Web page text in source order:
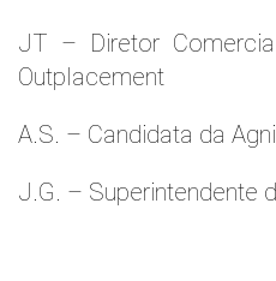
JT – Diretor
Outplacement
A.S. – Candidata da
J.G. – Superintendente